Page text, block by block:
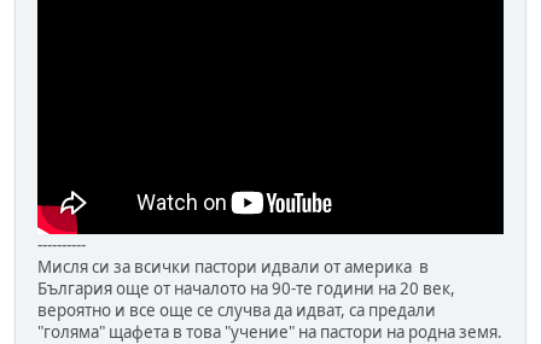
----------
Мисля си за всички пастори идвали от америка в
България още от началото на 90-те години на 20 век,
вероятно и все още се случва да идват, са предали
"голяма" щафета в това "учение" на пастори на родна земя.